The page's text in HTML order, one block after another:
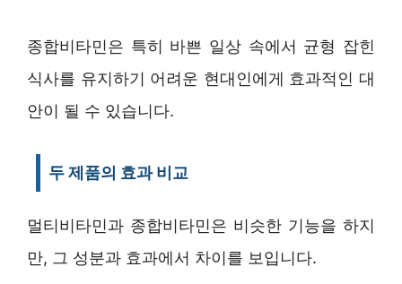
종합비타민은 특히 바쁜 일상 속에서 균형 잡힌
식사를 유지하기 어려운 현대인에게 효과적인 대
안이 될 수 있습니다.
두 제품의 효과 비교
멀티비타민과 종합비타민은 비슷한 기능을 하지
만, 그 성분과 효과에서 차이를 보입니다.